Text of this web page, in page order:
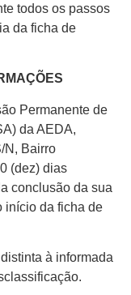
todos os passos
da ficha de
Permanente de
da AEDA,
N, Bairro
(dez) dias
conclusão da sua
início da ficha de
à informada